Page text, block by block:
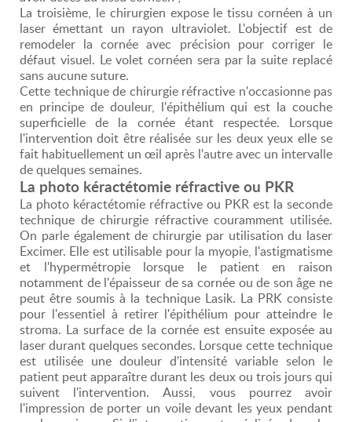
La troisième, le chirurgien expose le tissu cornéen à un
laser émettant un rayon ultraviolet. L'objectif est de
remodeler la cornée avec précision pour corriger le
défaut visuel. Le volet cornéen sera par la suite replacé
sans aucune suture.
Cette technique de chirurgie réfractive n'occasionne pas
en principe de douleur, l'épithélium qui est la couche
superficielle de la cornée étant respectée. Lorsque
l'intervention doit être réalisée sur les deux yeux elle se
fait habituellement un œil après l'autre avec un intervalle
de quelques semaines.
La photo kéractétomie réfractive ou PKR
La photo kéractétomie réfractive ou PKR est la seconde
technique de chirurgie réfractive couramment utilisée.
On parle également de chirurgie par utilisation du laser
Excimer. Elle est utilisable pour la myopie, l'astigmatisme
et l'hypermétropie lorsque le patient en raison
notamment de l'épaisseur de sa cornée ou de son âge ne
peut être soumis à la technique Lasik. La PRK consiste
pour l'essentiel à retirer l'épithélium pour atteindre le
stroma. La surface de la cornée est ensuite exposée au
laser durant quelques secondes. Lorsque cette technique
est utilisée une douleur d'intensité variable selon le
patient peut apparaître durant les deux ou trois jours qui
suivent l'intervention. Aussi, vous pourrez avoir
l'impression de porter un voile devant les yeux pendant